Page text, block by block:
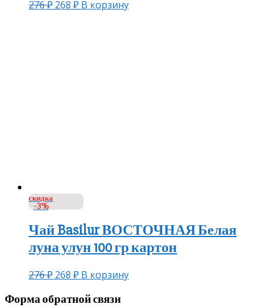
276₽ 268 ₽ В корзину
скидка
-3%
Чай Basilur ВОСТОЧНАЯ Белая
луна улун 100 гр картон
276₽ 268 ₽ В корзину
Форма обратной связи